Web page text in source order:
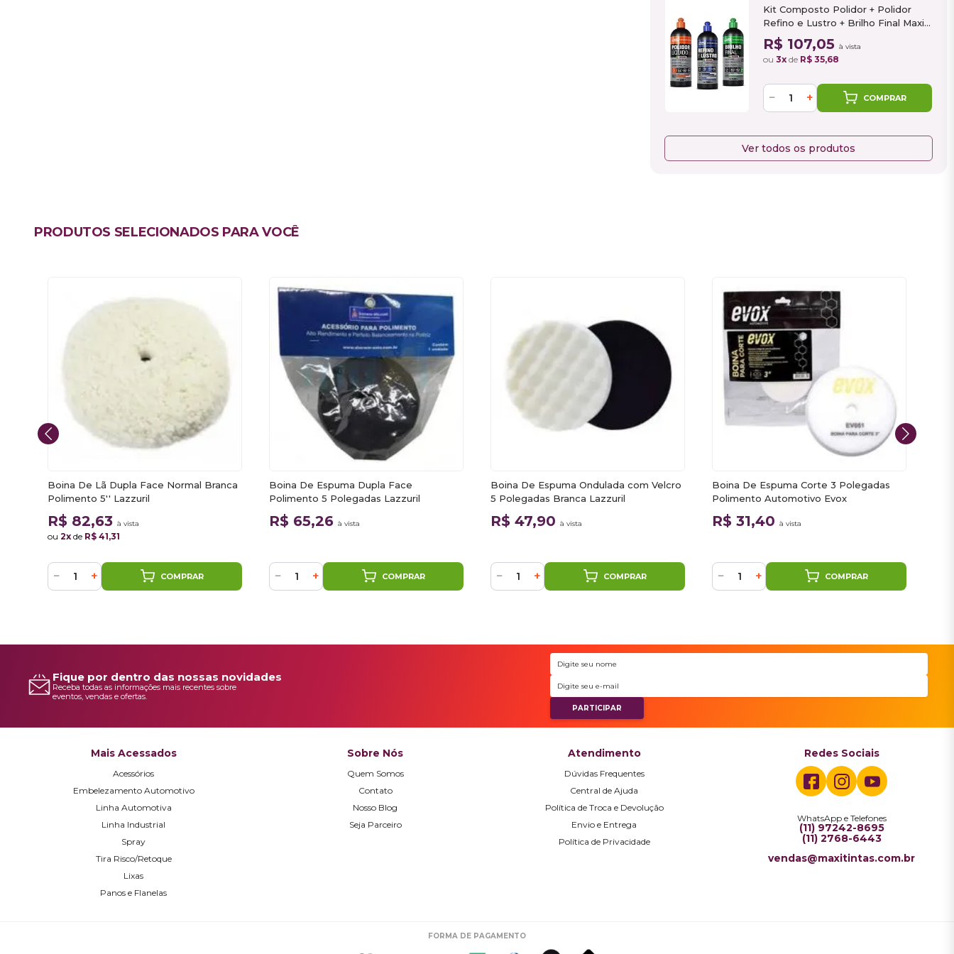
Kit Composto Polidor + Polidor
Refino e Lustro + Brilho Final Maxi
Rubber
R$ 107,05 à vista
ou 3x de R$ 35,68
− + COMPRAR
Ver todos os produtos
PRODUTOS SELECIONADOS PARA VOCÊ
Boina De Lã Dupla Face Normal Branca
Polimento 5'' Lazzuril
R$ 82,63 à vista
ou 2x de R$ 41,31
− + COMPRAR
Boina De Espuma Dupla Face
Polimento 5 Polegadas Lazzuril
R$ 65,26 à vista
− + COMPRAR
Boina De Espuma Ondulada com Velcro
5 Polegadas Branca Lazzuril
R$ 47,90 à vista
− + COMPRAR
Boina De Espuma Corte 3 Polegadas
Polimento Automotivo Evox
R$ 31,40 à vista
− + COMPRAR
Fique por dentro das nossas novidades
Receba todas as informações mais recentes sobre
eventos, vendas e ofertas.
Mais Acessados
Acessórios
Embelezamento Automotivo
Linha Automotiva
Linha Industrial
Spray
Tira Risco/Retoque
Lixas
Panos e Flanelas
Sobre Nós
Quem Somos
Contato
Nosso Blog
Seja Parceiro
Atendimento
Dúvidas Frequentes
Central de Ajuda
Política de Troca e Devolução
Envio e Entrega
Política de Privacidade
Redes Sociais
WhatsApp e Telefones
(11) 97242-8695
(11) 2768-6443
vendas@maxitintas.com.br
FORMA DE PAGAMENTO